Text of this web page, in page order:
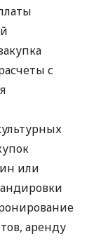
с
или
аренду